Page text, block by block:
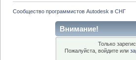
Сообщество программистов Autodesk в СНГ
Внимание!
Только
Пожалуйста, войдите или